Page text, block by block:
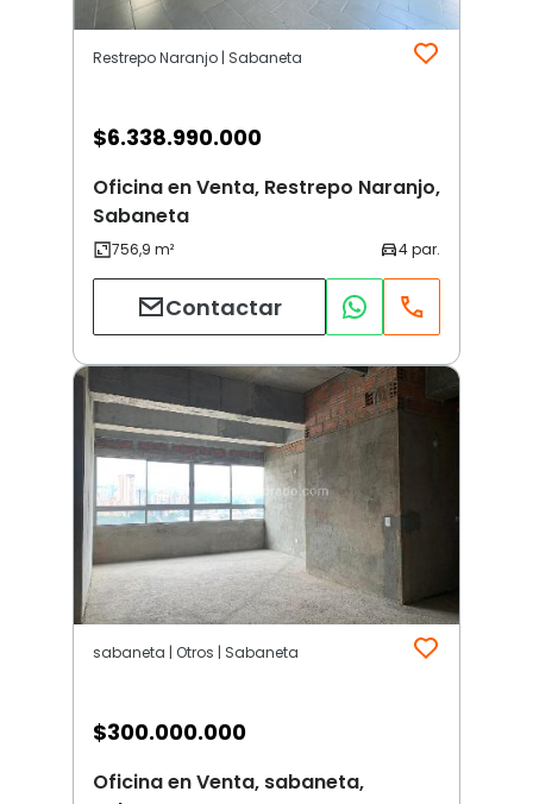
Restrepo Naranjo | Sabaneta
$6.338.990.000
Oficina en Venta, Restrepo Naranjo,
Sabaneta
Contactar
sabaneta | Otros | Sabaneta
$300.000.000
Oficina en Venta, sabaneta,